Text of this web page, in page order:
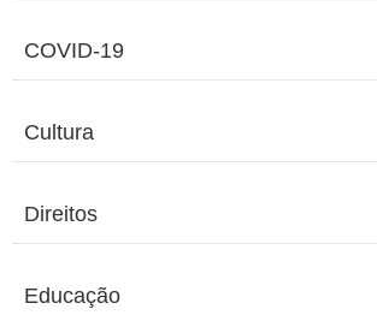
COVID-19
Cultura
Direitos
Educação